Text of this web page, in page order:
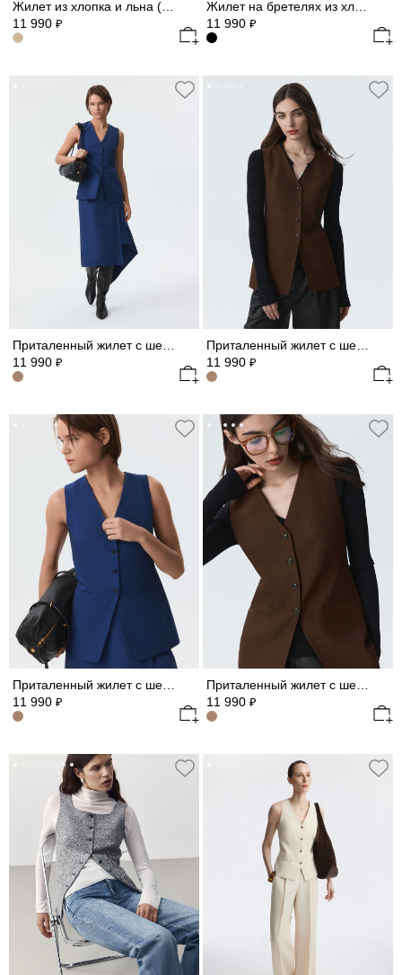
11 990 ₽
11 990 ₽
Приталенный жилет с шерстью (Р158)
11 990 ₽
Приталенный жилет с шерстью (Р158)
11 990 ₽
11 990 ₽
11 990 ₽